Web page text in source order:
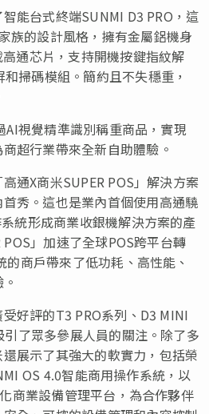
能台式終端SUNMI D3 PRO，這
族的設計風格，擁有金屬鋁機身
通芯片，支持開機按鍵指紋解
掃碼模組。簡約且不失穩重，
AI視覺精準識別稱重商品，實現
超行業帶來全新自助體驗。
通X商米SUPER POS」解決方案
秀。這也是業內首個使用高通驍
統形成商業收銀機解決方案的產
」加速了全球POS跨平台轉
商戶帶來了低功耗、高性能、
好評的T3 PRO系列、D3 MINI
了眾多參展人員的關注。除了多
展示了其強大的軟實力，包括榮
OS 4.0智能商用操作系統，以
商業設備管理平台，為合作夥伴